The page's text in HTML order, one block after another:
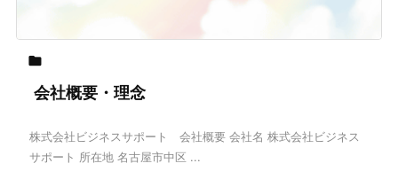

会社概要・理念
株式会社ビジネスサポート 会社概要 会社名 株式会社ビジネス
サポート 所在地 名古屋市中区 ...